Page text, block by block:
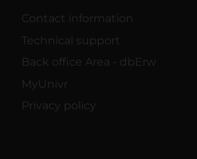
Contact information
Technical support
Back office Area - dbErw
MyUnivr
Privacy policy